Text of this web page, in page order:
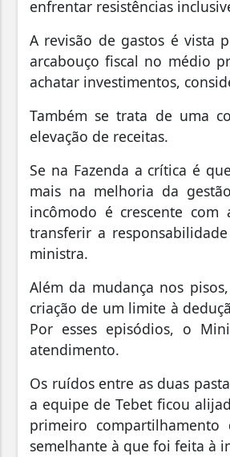
enfrentar resistências
A revisão de gastos é vista
arcabouço fiscal no médio
achatar investimentos,
Também se trata de uma
elevação de receitas.
Se na Fazenda a crítica é
mais na melhoria da
incômodo é crescente
transferir a
ministra.
Além da mudança nos
criação de um limite à
Por esses episódios, o
atendimento.
Os ruídos entre as duas
a equipe de Tebet ficou
primeiro compartilhamento
semelhante à que foi feita à